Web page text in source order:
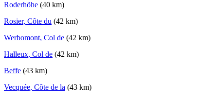
Roderhöhe (40 km)
Rosier, Côte du (42 km)
Werbomont, Col de (42 km)
Halleux, Col de (42 km)
Beffe (43 km)
Vecquée, Côte de la (43 km)